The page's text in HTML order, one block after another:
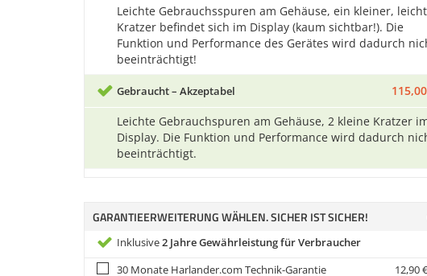
Leichte Gebrauchsspuren am Gehäuse, ein kleiner,
Kratzer befindet sich im Display (kaum sichtbar!). Die
Funktion und Performance des Gerätes wird dadurch
beeinträchtigt!
Gebraucht – Akzeptabel 115,00
Leichte Gebrauchspuren am Gehäuse, 2 kleine Kratzer
Display. Die Funktion und Performance wird dadurch
beeinträchtigt.
GARANTIEERWEITERUNG WÄHLEN. SICHER IST SICHER!
Inklusive2 Jahre Gewährleistung für Verbraucher
30 Monate Harlander.com Technik-Garantie
12,90€